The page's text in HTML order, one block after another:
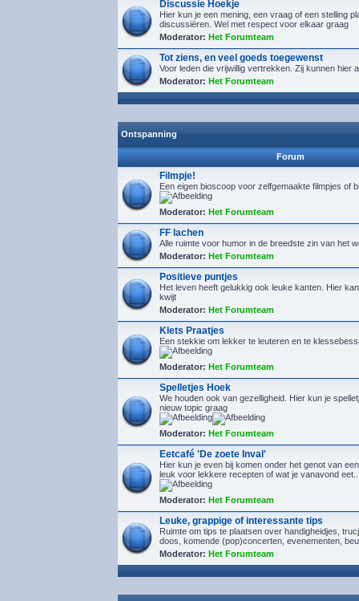
Discussie Hoekje
Hier kun je een mening, een vraag of een stelling
discussiëren. Wel met respect voor elkaar graag
Moderator: Het Forumteam
Tot ziens, en veel goeds toegewenst
Voor leden die vrijwillig vertrekken. Zij kunnen hier
Moderator: Het Forumteam
Ontspanning
Forum
Filmpje!
Een eigen bioscoop voor zelfgemaakte filmpjes of
Moderator: Het Forumteam
FF lachen
Alle ruimte voor humor in de breedste zin van het
Moderator: Het Forumteam
Positieve puntjes
Het leven heeft gelukkig ook leuke kanten. Hier
kwijt
Moderator: Het Forumteam
Klets Praatjes
Een stekkie om lekker te leuteren en te
Moderator: Het Forumteam
Spelletjes Hoek
We houden ook van gezelligheid. Hier kun je
nieuw topic graag
Moderator: Het Forumteam
Eetcafé 'De zoete Inval'
Hier kun je even bij komen onder het genot van
leuk voor lekkere recepten of wat je vanavond
Moderator: Het Forumteam
Leuke, grappige of interessante tips
Ruimte om tips te plaatsen over handigheidjes,
doos, komende (pop)concerten, evenementen,
Moderator: Het Forumteam